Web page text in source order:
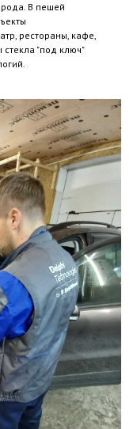
В пешей
рестораны, кафе,
"под ключ"